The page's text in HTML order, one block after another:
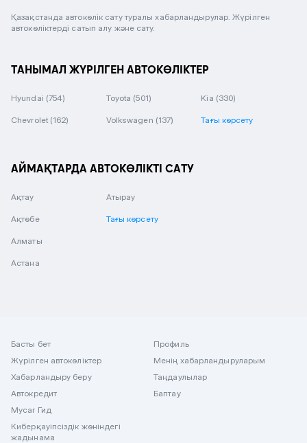
Қазақстанда автокөлік сату туралы хабарландырулар. Жүрілген
автокөліктерді сатып алу және сату.
ТАНЫМАЛ ЖҮРІЛГЕН АВТОКӨЛІКТЕР
Hyundai (754) Toyota (501) Kia (330)
Chevrolet (162) Volkswagen (137) Тағы көрсету
АЙМАҚТАРДА АВТОКӨЛІКТІ САТУ
Ақтау
Ақтөбе
Алматы
Астана
Атырау
Тағы көрсету
Басты бет
Жүрілген автокөліктер
Хабарландыру беру
Автокредит
Mycar Гид
Киберқауіпсіздік жөніндегі
жадынама
Профиль
Менің хабарландыруларым
Таңдаулылар
Баптау